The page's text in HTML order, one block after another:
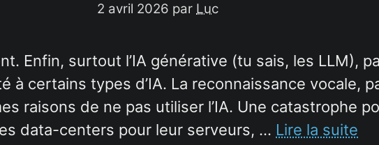
2 avril 2026 par Luc
Enfin, surtout l’IA générative (tu sais, les LLM),
à certains types d’IA. La reconnaissance vocale,
raisons de ne pas utiliser l’IA. Une catastrophe
data-centers pour leur serveurs, … Lire la suite